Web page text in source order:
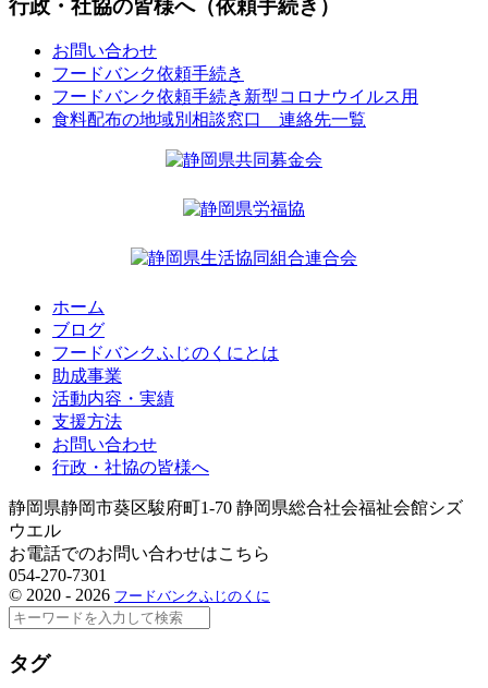
行政・社協の皆様へ（依頼手続き）
お問い合わせ
フードバンク依頼手続き
フードバンク依頼手続き新型コロナウイルス用
食料配布の地域別相談窓口 連絡先一覧
ホーム
ブログ
フードバンクふじのくにとは
助成事業
活動内容・実績
支援方法
お問い合わせ
行政・社協の皆様へ
静岡県静岡市葵区駿府町1-70 静岡県総合社会福祉会館シズ
ウエル
お電話でのお問い合わせはこちら
054-270-7301
© 2020 - 2026 フードバンクふじのくに
検
タグ